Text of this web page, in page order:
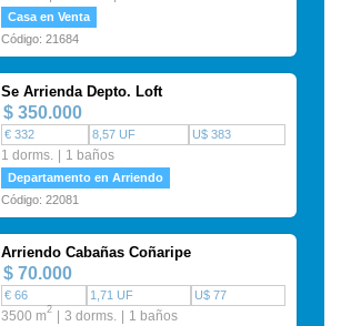
Casa en Venta
Código: 21684
Se Arrienda Depto. Loft
$ 350.000
€ 332 8,57 UF U$ 383
1 dorms. 1 baños
Departamento en Arriendo
Código: 22081
Arriendo Cabañas Coñaripe
$ 70.000
€ 66 1,71 UF U$ 77
3500 m2 3 dorms. 1 baños